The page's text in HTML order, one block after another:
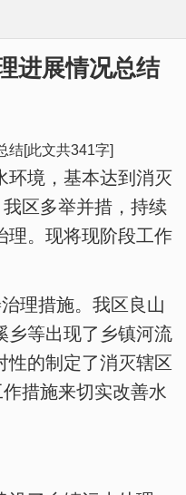
进展情况总结
环境，基本达到消灭
区多举并措，持续
理。现将现阶段工作
理措施。我区良山
乡等出现了乡镇河流
性的制定了消灭辖区
措施来切实改善水